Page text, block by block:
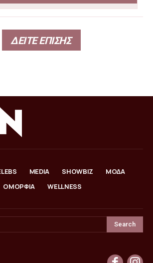
ΔΕΙΤΕ ΕΠΙΣΗΣ
MEDIA SHOWBIZ
ΜΟΔΑ
ΟΜΟΡΦΙΑ
WELLNESS
Search